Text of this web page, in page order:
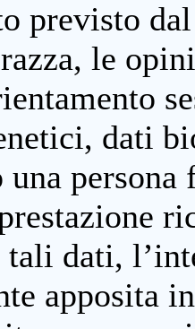
previsto
le
dati
una
dati,
apposita